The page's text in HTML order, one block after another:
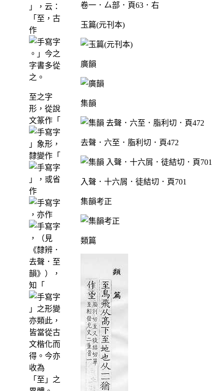
」，云：
「至，古
作
。」今之
字書多從
之。
至之字
形，從說
文篆作「
」象形，
隸變作「
」，或省
作
，亦作
，（見
《隸辨．
去聲．至
韻》），
知「
」之形變
亦類此，
皆當從古
文楷化而
得。今亦
收為
「至」之
卷一．厶部．頁63．右
玉篇(元刊本)
廣韻
集韻
去聲．六至．脂利切．頁472
入聲．十六屑．徒結切．頁701
集韻考正
類篇